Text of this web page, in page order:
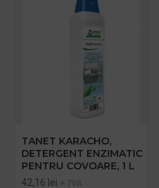
TANET KARACHO,
DETERGENT ENZIMATIC
PENTRU COVOARE, 1 L
42,16 lei + TVA